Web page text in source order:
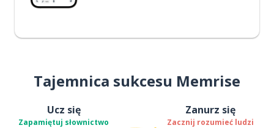
Tajemnica sukcesu Memrise
Ucz się
Zapamiętuj słownictwo
Zanurz się
Zacznij rozumieć ludzi